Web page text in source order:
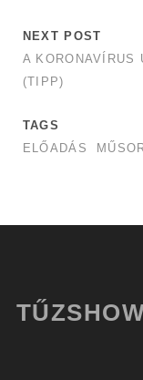
NEXT POST
A KORONAVÍRUS
(TIPP)
TAGS
ELŐADÁS